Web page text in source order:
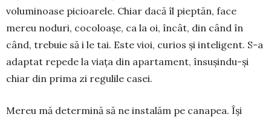
volu­mi­noase pi­cioarele. Chiar dacă îl pieptăn, face
mereu noduri, cocoloaşe, ca la oi, încât, din când în
când, trebuie să i le tai. Este vioi, curios şi in­teligent. S-a
adap­tat repede la viaţa din aparta­ment, însuşindu-şi
chiar din prima zi regulile casei.
Mereu mă determină să ne instalăm pe cana­pea. Îşi